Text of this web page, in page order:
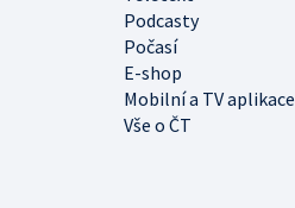
Podcasty
Počasí
E-shop
Mobilní a TV aplikace
Vše o ČT